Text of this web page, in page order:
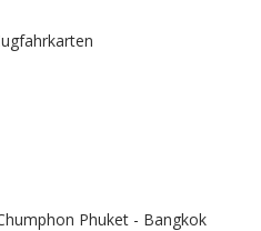
Phuket - Bangkok